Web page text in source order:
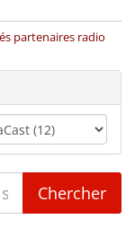
partenaires radio